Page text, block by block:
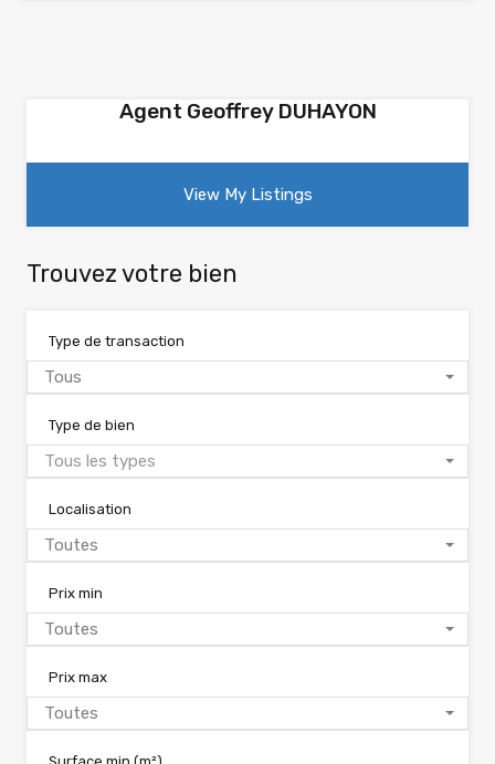
Agent Geoffrey DUHAYON
View My Listings
Trouvez votre bien
Type de transaction
Tous
Type de bien
Tous les types
Localisation
Toutes
Prix min
Toutes
Prix max
Toutes